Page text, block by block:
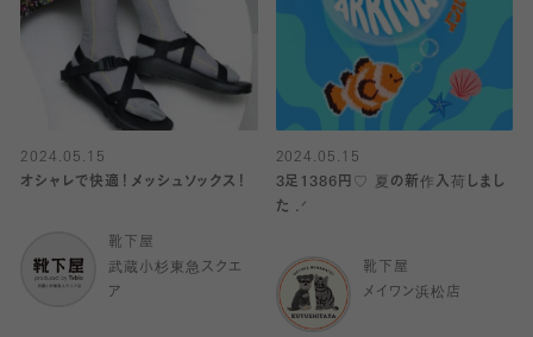
2024.05.15
オシャレで快適！メッシュソックス！
靴下屋
武蔵小杉東急スクエ
ア
2024.05.15
3足1386円♡ 夏の新作入荷しまし
靴下屋
メイワン浜松店